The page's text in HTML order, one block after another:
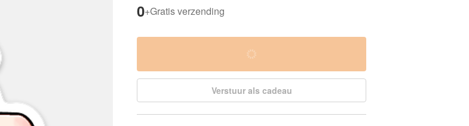
0+Gratis verzending
Verstuur als cadeau